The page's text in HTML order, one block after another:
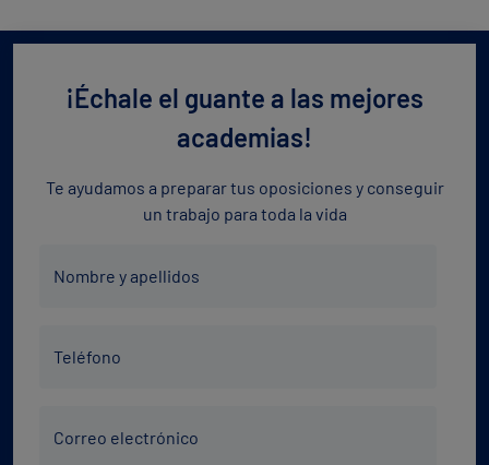
¡Échale el guante a las mejores
academias!
Te ayudamos a preparar tus oposiciones y conseguir
un trabajo para toda la vida
Nombre y apellidos
Teléfono
electrónico
Correo electrónico